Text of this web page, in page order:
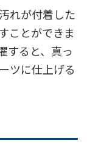
れが付着した
ことができま
すると、真っ
ツに仕上げる